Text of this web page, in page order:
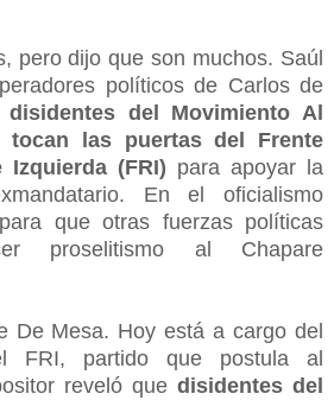
pero dijo que son muchos. Saúl
políticos de Carlos de
del Movimiento Al
tocan las puertas del Frente
Izquierda (FRI) para apoyar la
En el oficialismo
que otras fuerzas políticas
proselitismo al Chapare
De Mesa. Hoy está a cargo del
FRI, partido que postula al
reveló quedisidentes del